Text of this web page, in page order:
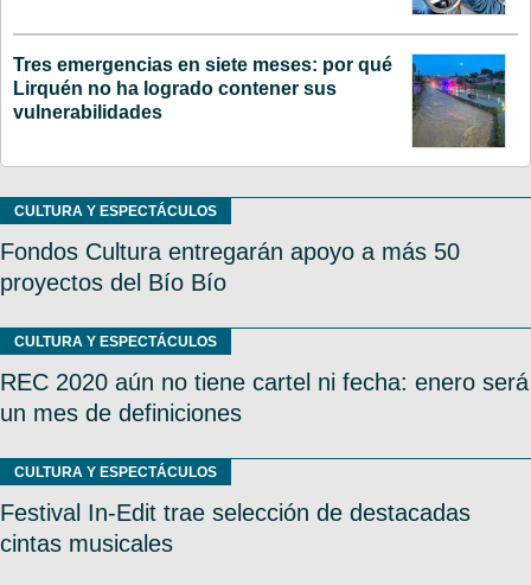
Tres emergencias en siete meses: por qué
Lirquén no ha logrado contener sus
vulnerabilidades
CULTURA Y ESPECTÁCULOS
Fondos Cultura entregarán apoyo a más 50
proyectos del Bío Bío
CULTURA Y ESPECTÁCULOS
REC 2020 aún no tiene cartel ni fecha: enero será
un mes de definiciones
CULTURA Y ESPECTÁCULOS
Festival In-Edit trae selección de destacadas
cintas musicales